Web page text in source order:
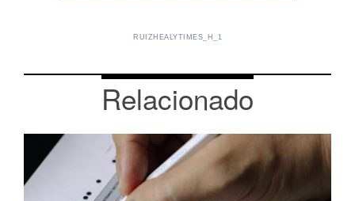
RUIZHEALYTIMES_H_1
Relacionado